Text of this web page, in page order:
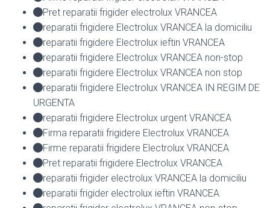
Pret reparatii frigider electrolux VRANCEA
reparatii frigidere Electrolux VRANCEA la domiciliu
reparatii frigidere Electrolux ieftin VRANCEA
reparatii frigidere Electrolux VRANCEA non-stop
reparatii frigidere Electrolux VRANCEA non stop
reparatii frigidere Electrolux VRANCEA IN REGIM DE
URGENTA
reparatii frigidere Electrolux urgent VRANCEA
Firma reparatii frigidere Electrolux VRANCEA
Firme reparatii frigidere Electrolux VRANCEA
Pret reparatii frigidere Electrolux VRANCEA
reparatii frigider electrolux VRANCEA la domiciliu
reparatii frigider electrolux ieftin VRANCEA